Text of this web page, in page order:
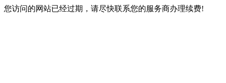
您访问的网站已经过期，请尽快联系您的服务商办理续费!